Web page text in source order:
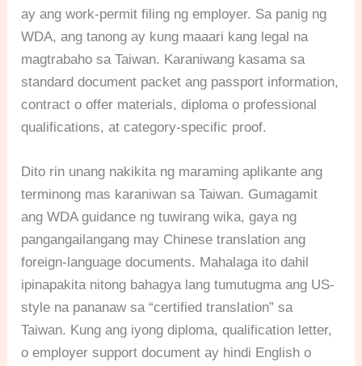
ay ang work-permit filing ng employer. Sa panig ng
WDA, ang tanong ay kung maaari kang legal na
magtrabaho sa Taiwan. Karaniwang kasama sa
standard document packet ang passport information,
contract o offer materials, diploma o professional
qualifications, at category-specific proof.
Dito rin unang nakikita ng maraming aplikante ang
terminong mas karaniwan sa Taiwan. Gumagamit
ang WDA guidance ng tuwirang wika, gaya ng
pangangailangang may Chinese translation ang
foreign-language documents. Mahalaga ito dahil
ipinapakita nitong bahagya lang tumutugma ang US-
style na pananaw sa “certified translation” sa
Taiwan. Kung ang iyong diploma, qualification letter,
o employer support document ay hindi English o